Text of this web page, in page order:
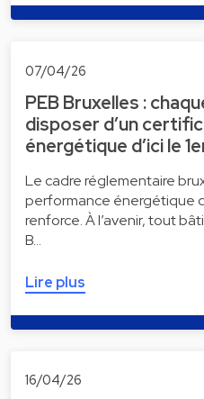
07/04/26
PEB Bruxelles :
disposer d’un
énergétique d’ici le
Le cadre réglementaire
performance énergétique
renforce. À l’avenir, tout
B…
Lire plus
16/04/26